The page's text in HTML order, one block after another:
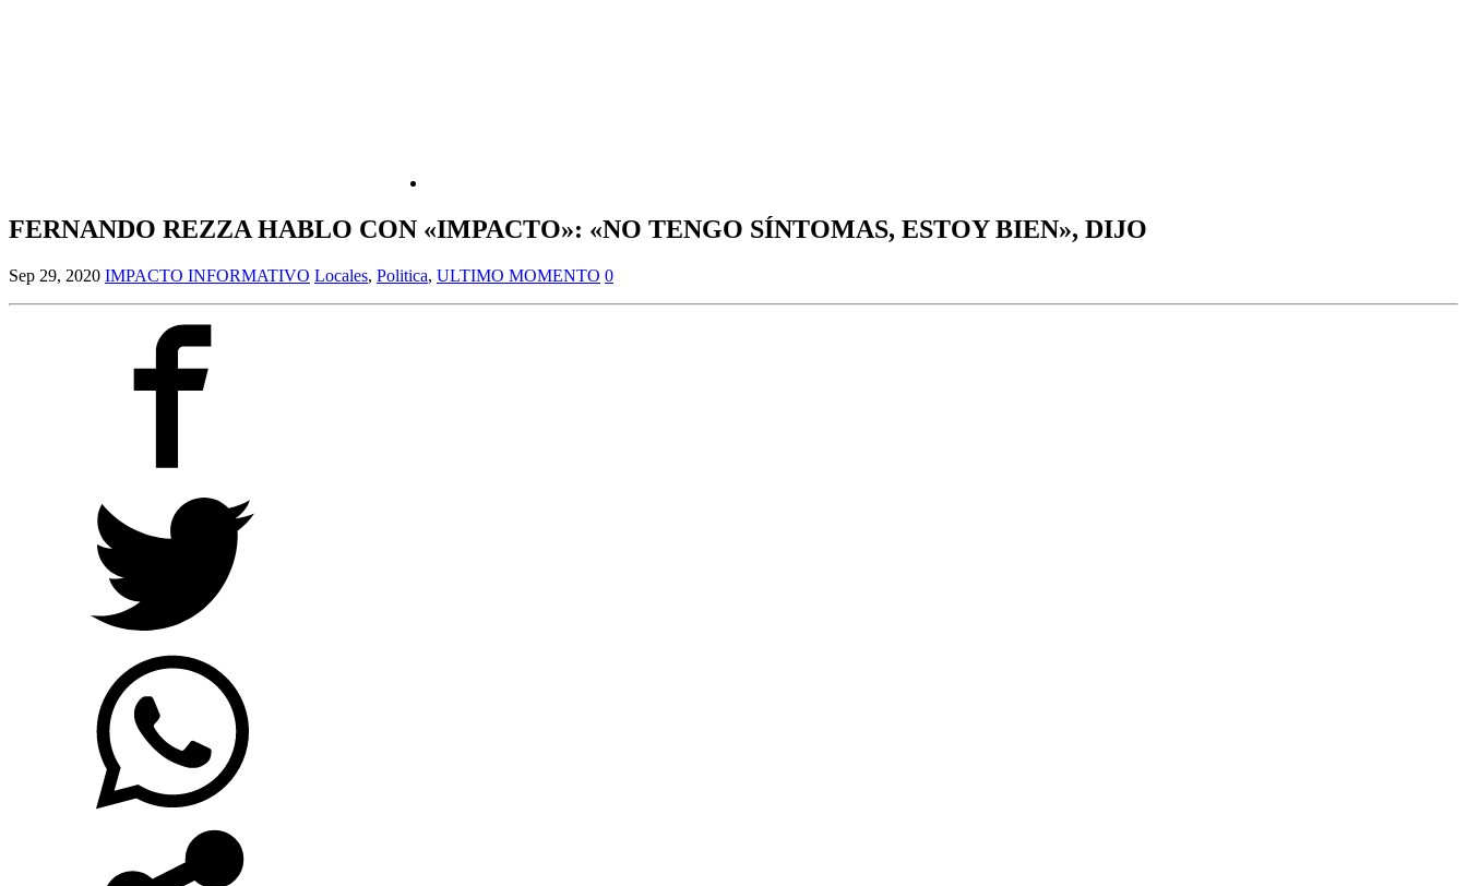
FERNANDO REZZA HABLO CON «IMPACTO»: «NO TENGO SÍNTOMAS, ESTOY BIEN», DIJO
Sep 29, 2020 IMPACTO INFORMATIVO Locales, Politica, ULTIMO MOMENTO 0